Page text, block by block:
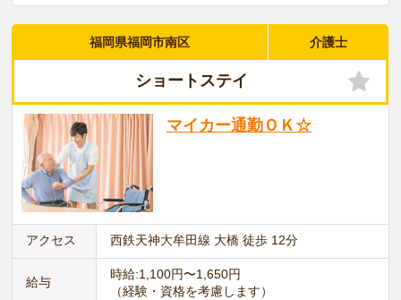
福岡県福岡市南区 介護士
ショートステイ
マイカー通勤ＯＫ☆
アクセス 西鉄天神大牟田線 大橋 徒歩 12分
給与
時給:1,100円〜1,650円
（経験・資格を考慮します）